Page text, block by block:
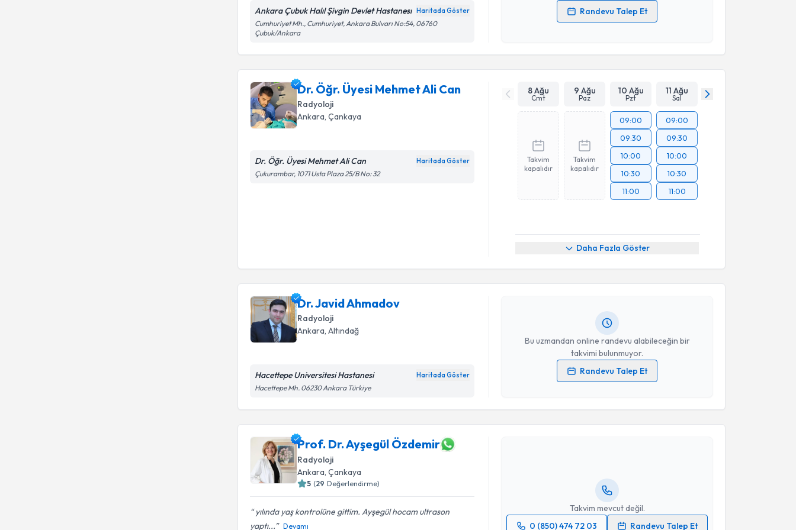
Ankara Çubuk Halıl Şivgin Devlet Hastanesı Haritada Göster
Cumhuriyet Mh., Cumhuriyet, Ankara Bulvarı No:54, 06760
Çubuk/Ankara
Randevu Talep Et
Kişisel verilerimin işlenmesine ilişkinAydınlatma Metni
Dr. Öğr. Üyesi Mehmet Ali Can
Radyoloji
Ankara,Çankaya
Dr. Öğr. Üyesi Mehmet Ali Can Haritada Göster
Çukurambar, 1071 Usta Plaza 25/B No: 32
8 Ağu
Cmt
9 Ağu
Paz
10 Ağu
Pzt
11 Ağu
Sal
Takvim
kapalıdır
Takvim
kapalıdır
09:00
09:30
10:00
10:30
11:00
09:00
09:30
10:00
10:30
11:00
Daha Fazla Göster
Dr. Javid Ahmadov
Radyoloji
Ankara ,Altındağ
Hacettepe Universitesi Hastanesi Haritada Göster
Hacettepe Mh. 06230 Ankara Türkiye
Bu uzmandan online randevu alabileceğin bir
takvimi bulunmuyor.
Randevu Talep Et
Randevu Takvimi Talebi
Kişisel verilerimin işlenmesine ilişkinAydınlatma Metni
Prof. Dr. Ayşegül Özdemir
Radyoloji
Ankara ,Çankaya
5 (29 Değerlendirme)
yılında yaş kontrolüne gittim. Ayşegül hocam ultrason
yaptı...
Devamı
Takvim mevcut değil.
0 (850) 474 72 03
Randevu Talep Et
Randevu Takvimi Talebi
Prof. Dr. Ayşegül Özdemir